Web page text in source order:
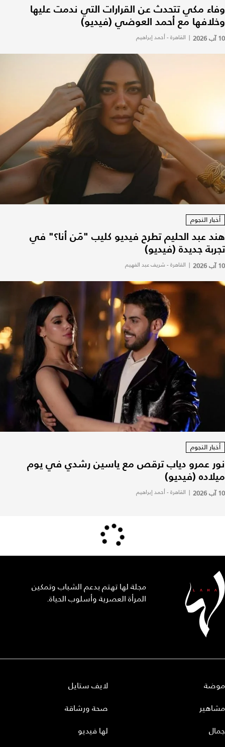
وفاء مكي تتحدث عن القرارات التي ندمت عليها
وخلافها مع أحمد العوضي (فيديو)
10 آب 2026 | القاهرة - أحمد إبراهيم
أخبار النجوم
هند عبد الحليم تطرح فيديو كليب "مَن أنا؟" في
تجربة جديدة (فيديو)
10 آب 2026 | القاهرة - شريف عبد الفهيم
أخبار النجوم
نور عمرو دياب ترقص مع ياسين رشدي في يوم
ميلاده (فيديو)
10 آب 2026 | القاهرة - أحمد إبراهيم
مجلة لها تهتم بدعم الشباب وتمكين
المرأة العصرية وأسلوب الحياة.
موضة
مشاهير
جمال
لايف ستايل
صحة ورشاقة
لها فيديو